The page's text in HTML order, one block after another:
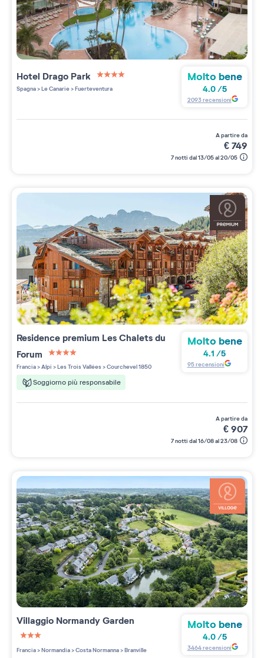
Hotel Drago Park
4 étoiles sur 5
Spagna>Le Canarie>Fuerteventura
Molto bene
4.0 /5
2093recensioni
a partire da
€749
7 notti dal 13/05 al 20/05
Residence premium Les Chalets du
Forum
4 étoiles sur 5
Francia>Alpi >Les Trois Vallées>Courchevel 1850
Soggiorno più responsabile
Molto bene
4.1 /5
95recensioni
a partire da
€907
7 notti dal 16/08 al 23/08
Villaggio Normandy Garden
3 étoiles sur 5
Francia>Normandia>Costa Normanna>Branville
Molto bene
4.0/5
3464recensioni